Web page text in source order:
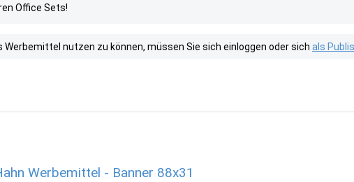
Office Sets!
Werbemittel nutzen zu können, müssen Sie sich einloggen oder sich als
Werbemittel - Banner 88x31